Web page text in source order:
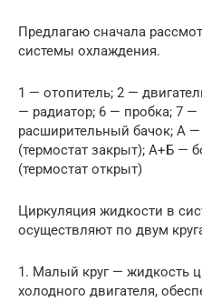
Предлагаю сначала
системы охлаждения.
1 — отопитель; 2 —
— радиатор; 6 — пробка; 7 —
расширительный бачок; А
(термостат закрыт); А+Б —
(термостат открыт)
Циркуляция жидкости в
осуществляют по двум
1. Малый круг — жидкость
холодного двигателя,